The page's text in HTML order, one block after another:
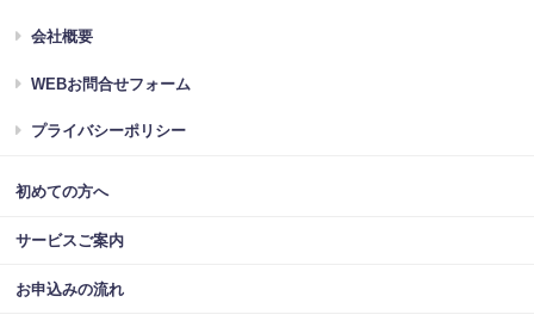
会社概要
WEBお問合せフォーム
プライバシーポリシー
初めての方へ
サービスご案内
お申込みの流れ